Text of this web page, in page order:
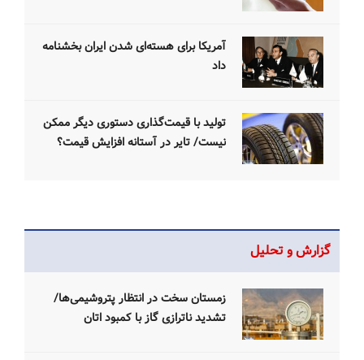
آمریکا برای هسته‌ای شدن ایران بخشنامه
داد
تولید با قیمت‌گذاری دستوری دیگر ممکن
نیست/ تایر در آستانه افزایش قیمت؟
گزارش و تحلیل
زمستان سخت‌ در انتظار پتروشیمی‌ها/
تشدید ناترازی گاز با کمبود اتان